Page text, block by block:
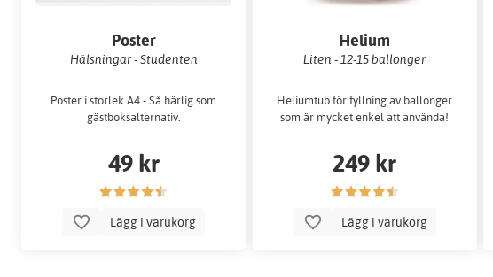
Poster
Hälsningar - Studenten
Poster i storlek A4 - Så härlig som
gästboksalternativ.
49 kr
Lägg i varukorg
Helium
Liten - 12-15 ballonger
Heliumtub för fyllning av ballonger
som är mycket enkel att använda!
249 kr
Lägg i varukorg